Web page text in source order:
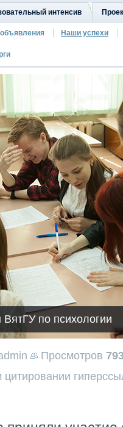
интенсив
Наши успехи
по психологии
Просмотров